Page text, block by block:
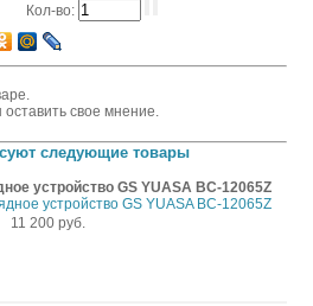
Кол-во:
свое мнение.
следующие товары
устройство GS YUASA BC-12065Z
11 200 руб.